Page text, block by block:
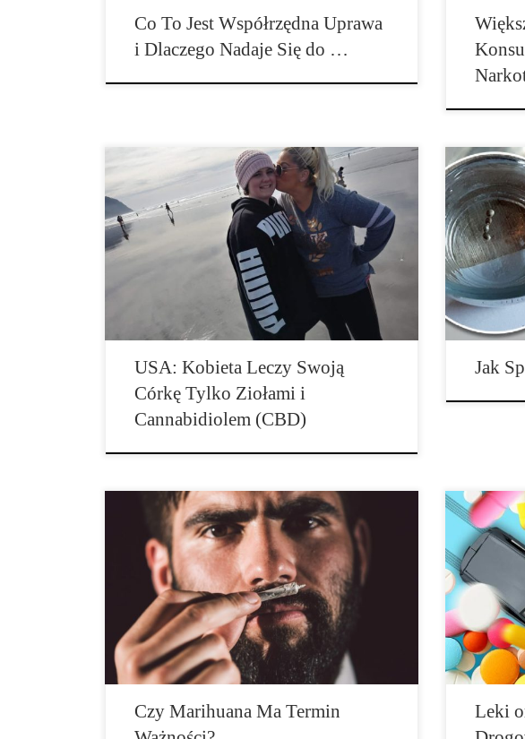
Co To Jest Współrzędna Uprawa
i Dlaczego Nadaje Się do …
Kylee Dixon (13) z Oregon choruje na guza wątroby.
Lekarze uważają, że może ją uratować jedynie
operacja i chemoterapia. Jednak zarówno jej mama,
Christina Dixon (35), jak i ona sama zdecydowały się
przeciwko podjęciu takich kroków. Cała sprawa zaszła
tak daleko, że wmieszał się w nią Sąd, który wydał
USA: Kobieta Leczy Swoją
Córkę Tylko Ziołami i
Cannabidiolem (CBD)
Istnieje
growerzy
gdy chcą
kwiaty i to
który należy
marihuany
mamy do
jakość […]
Jak
Czy wiedziałeś o tym, że jeśli będziesz źle
przechowywał swoje pąki, to stracą one termin
ważności, a nawet mogą spleśnieć? Nie brzmi to
fajnie, szczególnie jeśli tyle czasu, wysiłku, pieniędzy i
stresu kosztowało Cię to, aby najpierw tą marihuanę
wyhodować. A może kupiłeś ją od przypadkowego
handlarza i nie jesteś […]
Czy Marihuana Ma Termin
Leki, takie
mogą w
razem
do
kierowania
Dozoru
Leki